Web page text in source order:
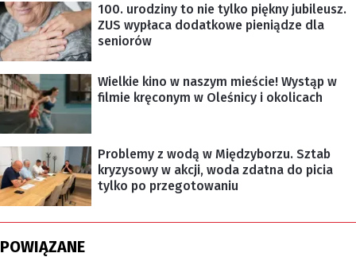
100. urodziny to nie tylko piękny jubileusz.
ZUS wypłaca dodatkowe pieniądze dla
seniorów
Wielkie kino w naszym mieście! Wystąp w
filmie kręconym w Oleśnicy i okolicach
Problemy z wodą w Międzyborzu. Sztab
kryzysowy w akcji, woda zdatna do picia
tylko po przegotowaniu
POWIĄZANE